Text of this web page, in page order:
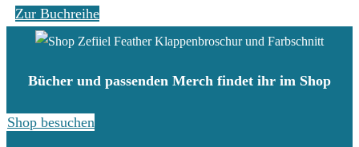
Zur Buchreihe
Bücher und passenden Merch findet ihr im Shop
Shop besuchen